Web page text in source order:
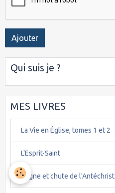
Ajouter
Qui suis je ?
MES LIVRES
La Vie en Église, tomes 1 et 2
L'Esprit-Saint
Règne et chute de l'Antéchrist